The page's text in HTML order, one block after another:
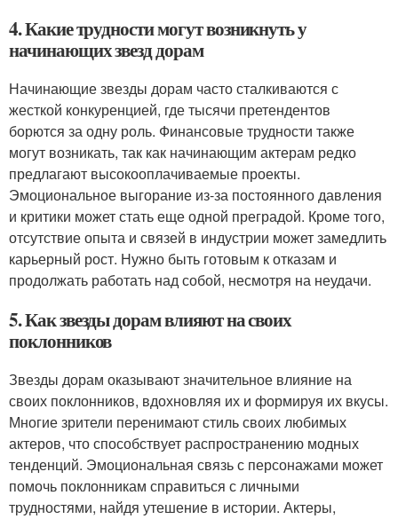
4. Какие трудности могут возникнуть у
начинающих звезд дорам
Начинающие звезды дорам часто сталкиваются с
жесткой конкуренцией, где тысячи претендентов
борются за одну роль. Финансовые трудности также
могут возникать, так как начинающим актерам редко
предлагают высокооплачиваемые проекты.
Эмоциональное выгорание из-за постоянного давления
и критики может стать еще одной преградой. Кроме того,
отсутствие опыта и связей в индустрии может замедлить
карьерный рост. Нужно быть готовым к отказам и
продолжать работать над собой, несмотря на неудачи.
5. Как звезды дорам влияют на своих
поклонников
Звезды дорам оказывают значительное влияние на
своих поклонников, вдохновляя их и формируя их вкусы.
Многие зрители перенимают стиль своих любимых
актеров, что способствует распространению модных
тенденций. Эмоциональная связь с персонажами может
помочь поклонникам справиться с личными
трудностями, найдя утешение в истории. Актеры,